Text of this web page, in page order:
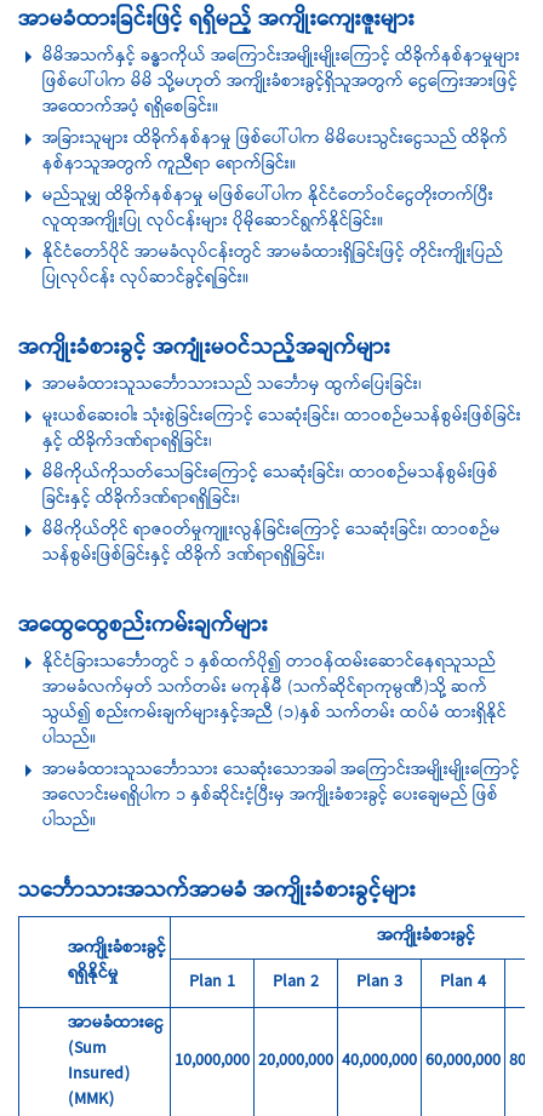
အာမခံထားခြင်းဖြင့် ရရှိမည့် အကျိုးကျေးဇူးများ
မိမိအသက်နှင့် ခန္ဓာကိုယ် အကြောင်းအမျိုးမျိုးကြောင့် ထိခိုက်နစ်နာမှုများ
ဖြစ်‌ပေါ်ပါက မိမိ သို့မဟုတ် အကျိုးခံစားခွင့်ရှိသူအတွက် ငွေကြေးအားဖြင့်
အထောက်အပံ့ ရရှိစေခြင်း။
အခြားသူများ ထိခိုက်နစ်နာမှု ဖြစ်ပေါ်ပါက မိမိပေးသွင်းငွေသည် ထိခိုက်
နစ်နာသူအတွက် ကူညီရာ ရောက်ခြင်း။
မည်သူမျှ ထိခိုက်နစ်နာမှု မဖြစ်ပေါ်ပါက နိုင်ငံတော်ဝင်ငွေတိုးတက်ပြီး
လူထုအကျိုးပြု လုပ်ငန်းများ ပိုမို‌ဆောင်ရွက်နိုင်ခြင်း။
နိုင်ငံတော်ပိုင် အာမခံလုပ်ငန်းတွင် အာမခံထားရှိခြင်းဖြင့် တိုင်းကျိုးပြည်
ပြုလုပ်ငန်း လုပ်ဆာင်ခွင့်ရခြင်း။
အကျိုးခံစားခွင့် အကျုံးမဝင်သည့်အချက်များ
အာမခံထားသူသင်္ဘောသားသည် သင်္ဘောမှ ထွက်ပြေးခြင်း၊
မူးယစ်ဆေးဝါး သုံးစွဲခြင်းကြောင့် သေဆုံးခြင်း၊ ထာဝစဉ်မသန်စွမ်းဖြစ်ခြင်း
နှင့် ထိခိုက်ဒဏ်ရာရရှိခြင်း၊
မိမိကိုယ်ကိုသတ်သေခြင်းကြောင့် သေဆုံးခြင်း၊ ထာဝစဉ်မသန်စွမ်းဖြစ်
ခြင်းနှင့် ထိခိုက်ဒဏ်ရာရရှိခြင်း၊
မိမိကိုယ်တိုင် ရာဇဝတ်မှုကျူးလွန်ခြင်းကြောင့် သေဆုံးခြင်း၊ ထာဝစဉ်မ
သန်စွမ်းဖြစ်ခြင်းနှင့် ထိခိုက် ဒဏ်ရာရရှိခြင်း၊
အထွေထွေစည်းကမ်းချက်များ
နိုင်ငံခြားသင်္ဘောတွင် ၁ နှစ်ထက်ပို၍ တာဝန်ထမ်းဆောင်နေရသူသည်
အာမခံလက်မှတ် သက်တမ်း မကုန်မီ (သက်ဆိုင်ရာကုမ္ပဏီ)သို့ ဆက်
သွယ်၍ စည်းကမ်းချက်များနှင့်အညီ (၁)နှစ် သက်တမ်း ထပ်မံ ထားရှိနိုင်
ပါသည်။
အာမခံထားသူသင်္ဘောသား သေဆုံးသောအခါ အကြောင်းအမျိုးမျိုးကြောင့်
အလောင်းမရရှိပါက ၁ နှစ်ဆိုင်းငံ့ပြီးမှ အကျိုးခံစားခွင့် ပေးချေမည် ဖြစ်
ပါသည်။
သင်္ဘောသားအသက်အာမခံ အကျိုးခံစားခွင့်များ
အကျိုးခံစားခွင့်
ရရှိနိုင်မှု
အကျိုးခံစားခွင့်
Plan 1
Plan 2 Plan 3 Plan 4
အာမခံထားငွေ
(Sum
Insured)
(MMK)
10,000,000 20,000,000 40,000,000 60,000,000